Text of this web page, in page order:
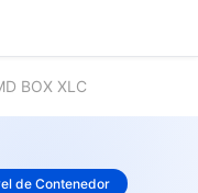
BOX XLC
de Contenedor